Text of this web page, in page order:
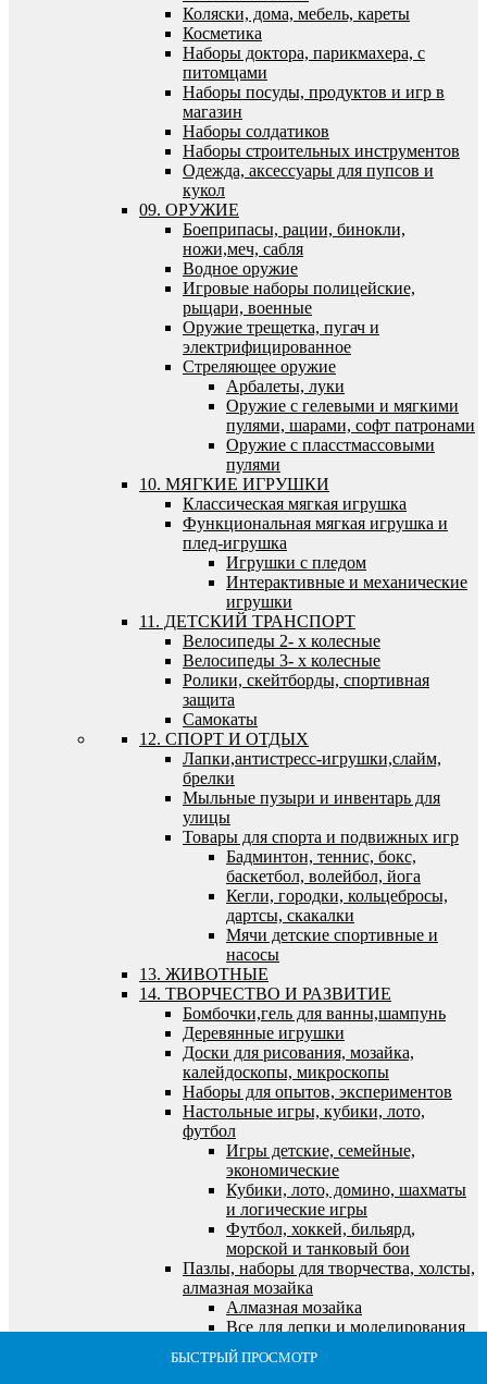
БЫСТРЫЙ ПРОСМОТР
БЫСТРЫЙ ПРОСМОТР
БЫСТРЫЙ ПРОСМОТР
БЫСТРЫЙ ПРОСМОТР
БЫСТРЫЙ ПРОСМОТР
Коляски, дома, мебель, кареты
Косметика
Наборы доктора, парикмахера, с
питомцами
Наборы посуды, продуктов и игр в
магазин
Наборы солдатиков
Наборы строительных инструментов
Одежда, аксессуары для пупсов и
кукол
09. ОРУЖИЕ
Боеприпасы, рации, бинокли,
ножи,меч, сабля
Водное оружие
Игровые наборы полицейские,
рыцари, военные
Оружие трещетка, пугач и
электрифицированное
Стреляющее оружие
Арбалеты, луки
Оружие с гелевыми и мягкими
пулями, шарами, софт патронами
Оружие с пласстмассовыми
пулями
10. МЯГКИЕ ИГРУШКИ
Классическая мягкая игрушка
Функциональная мягкая игрушка и
плед-игрушка
Игрушки с пледом
Интерактивные и механические
игрушки
11. ДЕТСКИЙ ТРАНСПОРТ
Велосипеды 2- х колесные
Велосипеды 3- х колесные
Ролики, скейтборды, спортивная
защита
Самокаты
12. СПОРТ И ОТДЫХ
Лапки,антистресс-игрушки,слайм,
брелки
Мыльные пузыри и инвентарь для
улицы
Товары для спорта и подвижных игр
Бадминтон, теннис, бокс,
баскетбол, волейбол, йога
Кегли, городки, кольцебросы,
дартсы, скакалки
Мячи детские спортивные и
насосы
13. ЖИВОТНЫЕ
14. ТВОРЧЕСТВО И РАЗВИТИЕ
Бомбочки,гель для ванны,шампунь
Деревянные игрушки
Доски для рисования, мозайка,
калейдоскопы, микроскопы
Наборы для опытов, экспериментов
Настольные игры, кубики, лото,
футбол
Игры детские, семейные,
экономические
Кубики, лото, домино, шахматы
и логические игры
Футбол, хоккей, бильярд,
морской и танковый бои
Пазлы, наборы для творчества, холсты,
алмазная мозайка
Алмазная мозайка
Все для лепки и моделирования
Все для рисования и росписи
Выжигание по дереву